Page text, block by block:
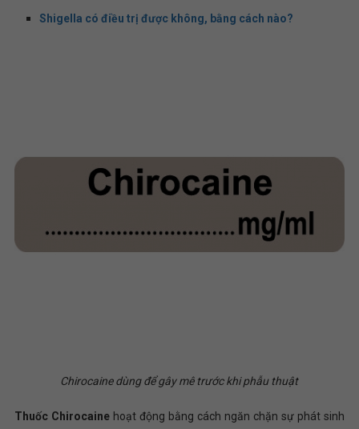
Shigella có điều trị được không, bằng cách nào?
Chirocaine dùng để gây mê trước khi phẫu thuật
Thuốc Chirocainehoạt động bằng cách ngăn chặn sự phát sinh